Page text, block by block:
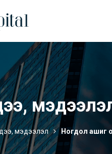
мэдээлэл Ногдол ашиг